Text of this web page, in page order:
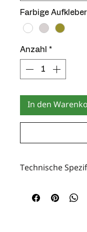
Farbige Aufkleber
Anzahl *
In den
Technische